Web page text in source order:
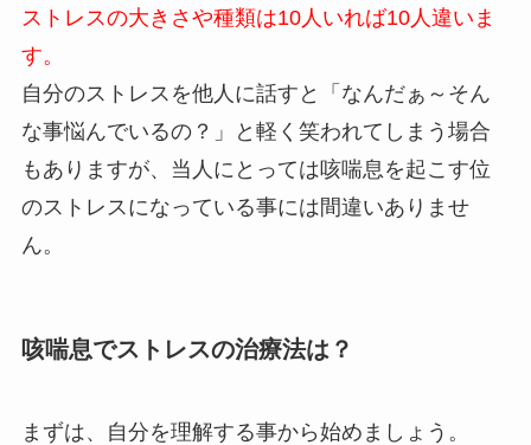
ストレスの大きさや種類は10人いれば10人違いま
す。
自分のストレスを他人に話すと「なんだぁ～そん
な事悩んでいるの？」と軽く笑われてしまう場合
もありますが、当人にとっては咳喘息を起こす位
のストレスになっている事には間違いありませ
ん。
咳喘息でストレスの治療法は？
まずは、自分を理解する事から始めましょう。